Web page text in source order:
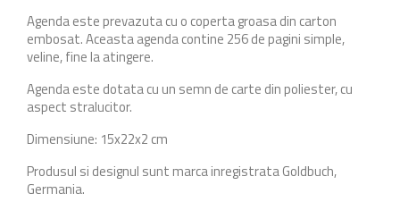
Agenda este prevazuta cu o coperta groasa din carton
embosat. Aceasta agenda contine 256 de pagini simple,
veline, fine la atingere.
Agenda este dotata cu un semn de carte din poliester, cu
aspect stralucitor.
Dimensiune: 15x22x2 cm
Produsul si designul sunt marca inregistrata Goldbuch,
Germania.